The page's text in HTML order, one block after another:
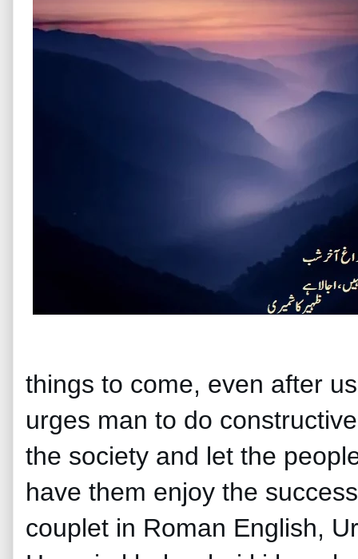
things to come, even after
urges man to do
the society and let the
have them enjoy the
couplet in Roman English,